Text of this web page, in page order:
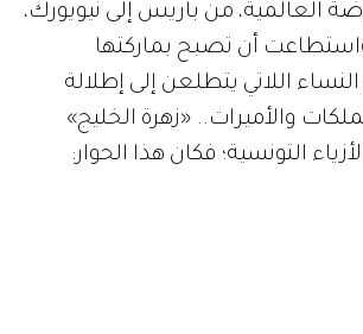
العالمية، من باريس إلى نيويورك،
أن تصبح بماركتها
اللاتي يتطلعن إلى إطلالة
والأميرات.. «زهرة الخليج»
التونسية؛ فكان هذا الحوار: